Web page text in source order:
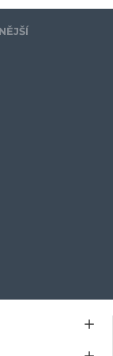
profilem, pro
pěkný vzhled